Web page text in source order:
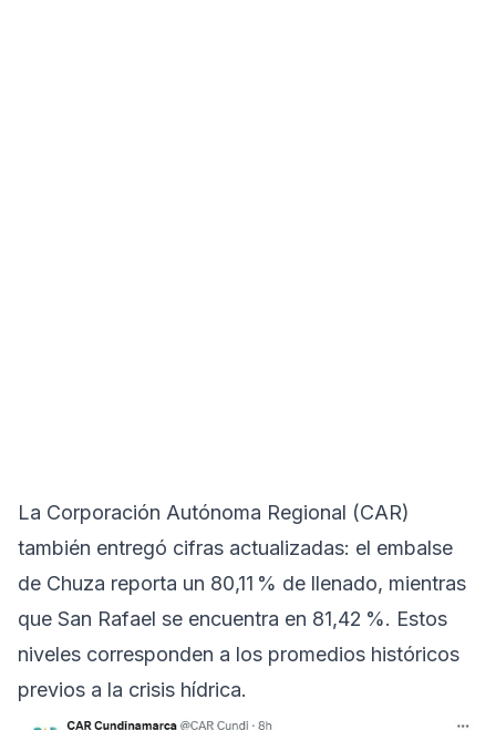
La Corporación Autónoma Regional (CAR)
también entregó cifras actualizadas: el embalse
de Chuza reporta un 80,11 % de llenado, mientras
que San Rafael se encuentra en 81,42 %. Estos
niveles corresponden a los promedios históricos
previos a la crisis hídrica.